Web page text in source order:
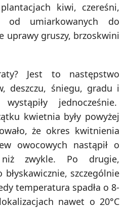
kiwi, czereśni,
od umiarkowanych do
uprawy gruszy, brzoskwini
Jest to następstwo
deszczu, śniegu, gradu i
jednocześnie.
kwietnia były powyżej
że okres kwitnienia
owocowych nastąpił o
zwykle. Po drugie,
błyskawicznie, szczególnie
temperatura spadła o 8-
nawet o 20°C